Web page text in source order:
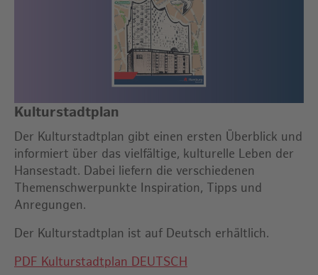
Kulturstadtplan
Der Kulturstadtplan gibt einen ersten Überblick und
informiert über das vielfältige, kulturelle Leben der
Hansestadt. Dabei liefern die verschiedenen
Themenschwerpunkte Inspiration, Tipps und
Anregungen.
Der Kulturstadtplan ist auf Deutsch erhältlich.
PDF Kulturstadtplan DEUTSCH